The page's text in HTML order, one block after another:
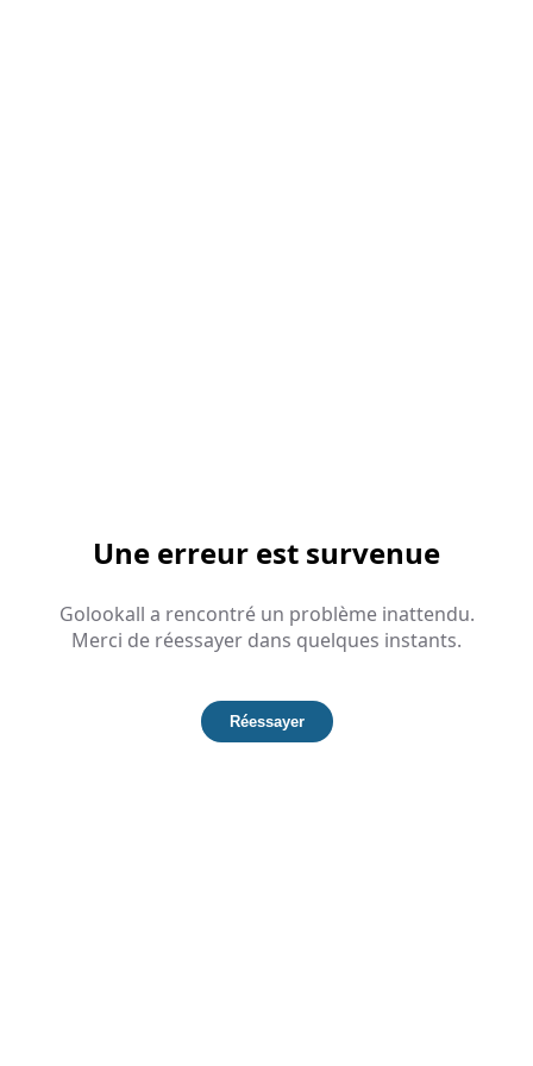
Une erreur est survenue
Golookall a rencontré un problème inattendu.
Merci de réessayer dans quelques instants.
Réessayer